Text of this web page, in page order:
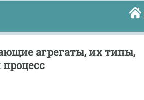
агрегаты, их типы,